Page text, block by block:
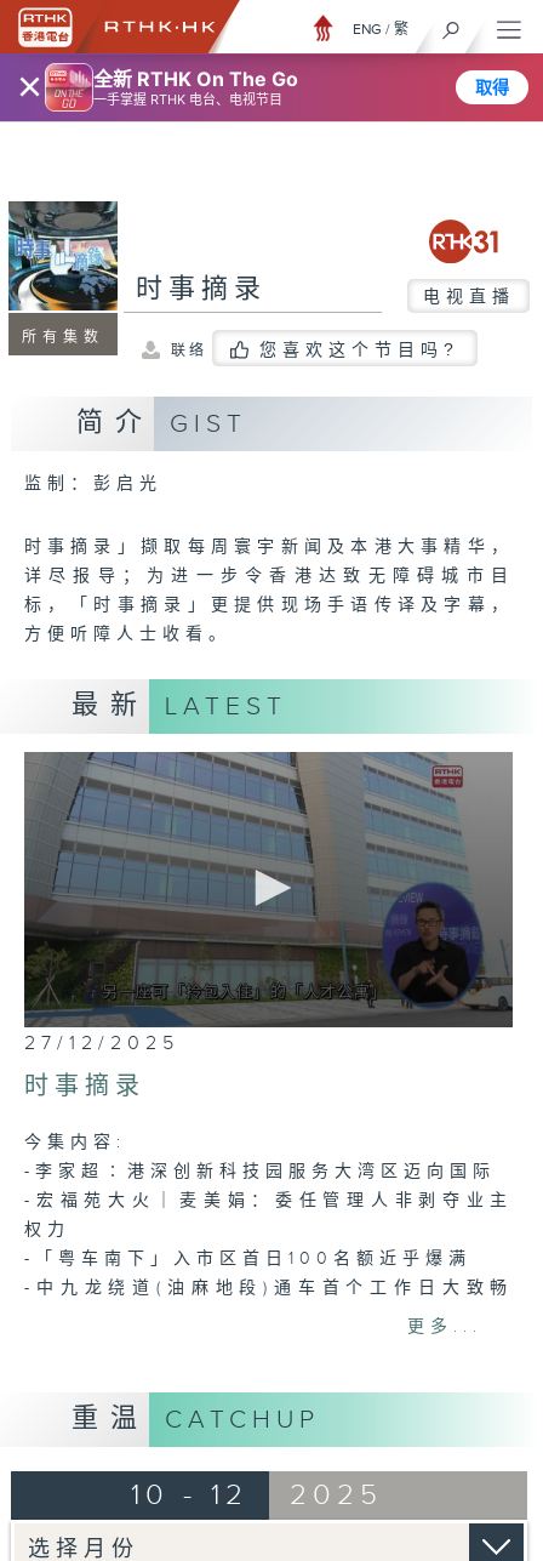
× 全新 RTHK On The Go
一手掌握 RTHK 电台、电视节目
取得
ENG / 繁
所有集数
时事摘录 电视直播
联络 您喜欢这个节目吗?
简介 GIST
监制：彭启光
时事摘录」撷取每周寰宇新闻及本港大事精华，
详尽报导；为进一步令香港达致无障碍城市目
标，「时事摘录」更提供现场手语传译及字幕，
方便听障人士收看。
最新 LATEST
0
seconds
of
26
7
seconds
27/12/2025
时事摘录
今集内容:
-李家超∶港深创新科技园服务大湾区迈向国际
-宏福苑大火｜麦美娟：委任管理人非剥夺业主
权力
-「粤车南下」入市区首日100名额近乎爆满
-中九龙绕道(油麻地段)通车首个工作日大致畅
-入境处数字:圣诞日共有超过125万2千人次经
各管制站出入境
-公院病理学检验推共付模式大部分检查免费
-港大团队：圣诞新年较易传播甲流吁尽快打疫
苗
更多...
重温 CATCHUP
10 - 12 2025